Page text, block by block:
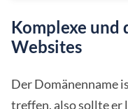
Komplexe und
Websites
Der Domänenname
treffen, also sollte er